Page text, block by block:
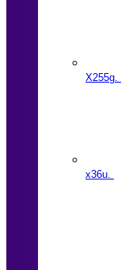
X255g.
x36u.